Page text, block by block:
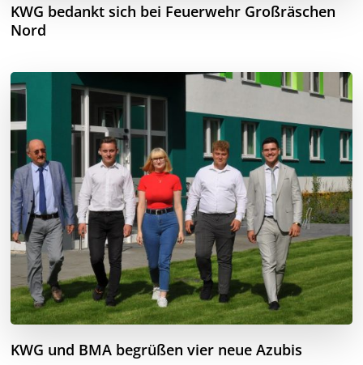
KWG bedankt sich bei Feuerwehr Großräschen
Nord
KWG und BMA begrüßen vier neue Azubis